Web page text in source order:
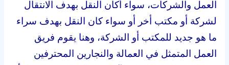
العمل والشركات، سواء أكان النقل بهدف الانتقال
لشركة أو مكتب أخر أو سواء كان النقل بهدف سراء
ما هو جديد للمكتب أو الشركة، وهنا يقوم فريق
العمل المتمثل في العمالة والنجارين المحترفين